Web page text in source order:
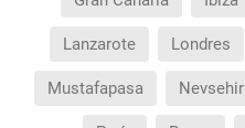
Lanzarote Londres
Mustafapasa Nevsehir